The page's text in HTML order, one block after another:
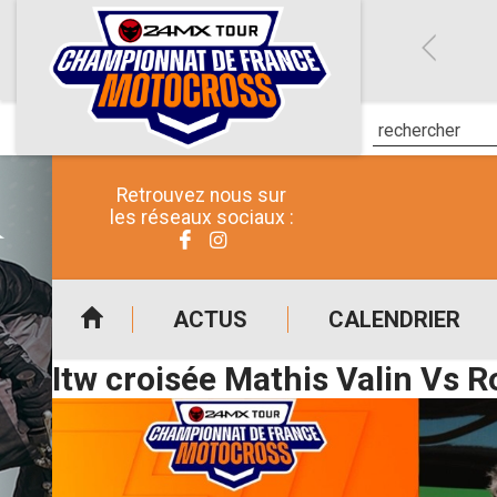
Retrouvez nous sur
les réseaux sociaux :
ACTUS CALENDRIER
Itw croisée Mathis Valin Vs